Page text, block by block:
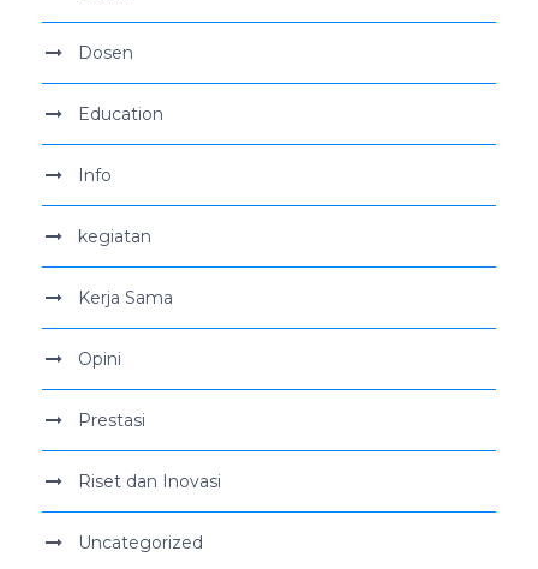
Dosen
Education
Info
kegiatan
Kerja Sama
Opini
Prestasi
Riset dan Inovasi
Uncategorized